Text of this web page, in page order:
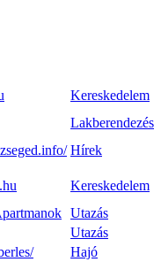
Kereskedelem
Lakberendezés
Hírek
Kereskedelem
Utazás
Utazás
Hajó